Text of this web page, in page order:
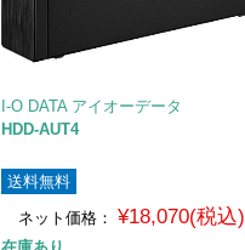
I-O DATA アイオーデータ
HDD-AUT4
送料無料
ネット価格：
¥18,070(税込)